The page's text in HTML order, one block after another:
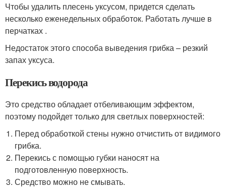
Чтобы удалить плесень уксусом, придется сделать
несколько еженедельных обработок. Работать лучше в
перчатках .
Недостаток этого способа выведения грибка – резкий
запах уксуса.
Перекись водорода
Это средство обладает отбеливающим эффектом,
поэтому подойдет только для светлых поверхностей:
Перед обработкой стены нужно отчистить от видимого
грибка.
Перекись с помощью губки наносят на
подготовленную поверхность.
Средство можно не смывать.